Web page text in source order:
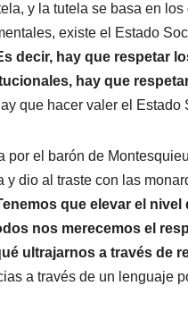
y la tutela se basa en los
existe el Estado
decir, hay que respetar
hay que
que hacer valer el Estado
por el barón de
dio al traste con las
que elevar el nivel
nos merecemos el
ultrajarnos a través de
a través de un lenguaje